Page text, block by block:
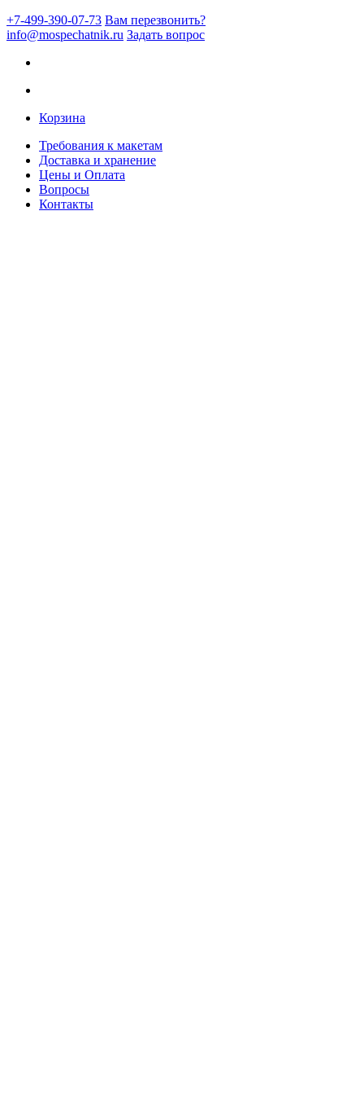
+7-499-390-07-73 Вам перезвонить?
info@mospechatnik.ru Задать вопрос
Корзина
Требования к макетам
Доставка и хранение
Цены и Оплата
Вопросы
Контакты